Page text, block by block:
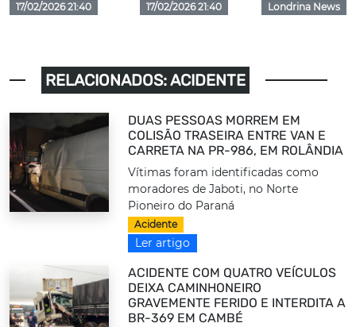
17/02/2026 21:40 17/02/2026 21:40 Londrina News
RELACIONADOS: ACIDENTE
DUAS PESSOAS MORREM EM
COLISÃO TRASEIRA ENTRE VAN E
CARRETA NA PR-986, EM ROLÂNDIA
Vítimas foram identificadas como
moradores de Jaboti, no Norte
Pioneiro do Paraná
Acidente
Ler artigo
ACIDENTE COM QUATRO VEÍCULOS
DEIXA CAMINHONEIRO
GRAVEMENTE FERIDO E INTERDITA A
BR-369 EM CAMBÉ